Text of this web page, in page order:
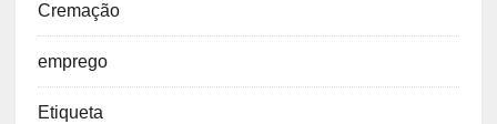
Cremação
emprego
Etiqueta